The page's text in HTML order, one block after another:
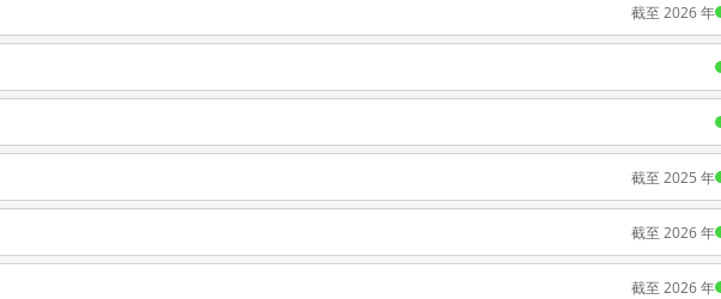
截至 2026 年
截至 2025 年
截至 2026 年
截至 2026 年